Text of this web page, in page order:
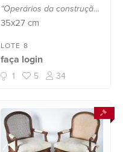
“Operários da construção
civil”.Óleo sobre eucatex.
35x27cm
LOTE 8
faça login
1 5 34